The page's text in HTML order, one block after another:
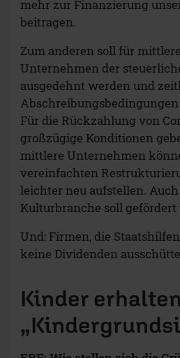
mehr zur Finanzierung
beitragen.
Zum anderen soll für
Unternehmen der
ausgedehnt werden und
Für die Rückzahlung von
großzügige Konditionen
mittlere Unternehmen
vereinfachten
leichter neu aufstellen.
Kulturbranche soll gefördert
Und: Firmen, die
keine Dividenden
Kinder erhalten